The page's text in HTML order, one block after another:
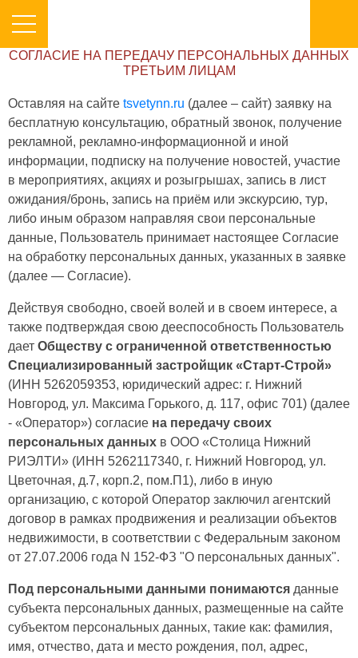
СОГЛАСИЕ НА ПЕРЕДАЧУ ПЕРСОНАЛЬНЫХ ДАННЫХ
ТРЕТЬИМ ЛИЦАМ
Оставляя на сайте tsvetynn.ru (далее – сайт) заявку на
бесплатную консультацию, обратный звонок, получение
рекламной, рекламно-информационной и иной
информации, подписку на получение новостей, участие
в мероприятиях, акциях и розыгрышах, запись в лист
ожидания/бронь, запись на приём или экскурсию, тур,
либо иным образом направляя свои персональные
данные, Пользователь принимает настоящее Согласие
на обработку персональных данных, указанных в заявке
(далее — Согласие).
Действуя свободно, своей волей и в своем интересе, а
также подтверждая свою дееспособность Пользователь
дает Обществу с ограниченной ответственностью
Специализированный застройщик «Старт-Строй»
(ИНН 5262059353, юридический адрес: г. Нижний
Новгород, ул. Максима Горького, д. 117, офис 701) (далее
- «Оператор») согласие на передачу своих
персональных данных в ООО «Столица Нижний
РИЭЛТИ» (ИНН 5262117340, г. Нижний Новгород, ул.
Цветочная, д.7, корп.2, пом.П1), либо в иную
организацию, с которой Оператор заключил агентский
договор в рамках продвижения и реализации объектов
недвижимости, в соответствии с Федеральным законом
от 27.07.2006 года N 152-ФЗ "О персональных данных".
Под персональными данными понимаются данные
субъекта персональных данных, размещенные на сайте
субъектом персональных данных, такие как: фамилия,
имя, отчество, дата и место рождения, пол, адрес,